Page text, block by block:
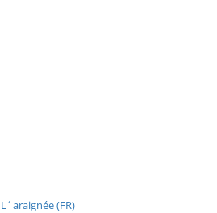
L´araignée (FR)